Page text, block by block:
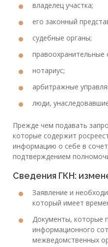
владелец участка;
его законный
судебные органы;
правоохранительные
нотариус;
арбитражные
люди,
Прежде чем подавать
которые содержит
информацию о себе в
подтверждением
Сведения ГКН:
Заявление и
который имеет
Документы, которые
информационного
межведомственных